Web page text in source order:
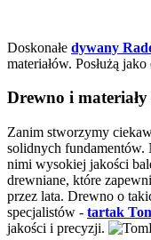
Doskonałe dywany
materiałów. Posłużą
Drewno i
Zanim stworzymy
solidnych fundamentów.
nimi wysokiej jakości
drewniane, które
przez lata. Drewno o
specjalistów - tartak
jakości i precyzji.